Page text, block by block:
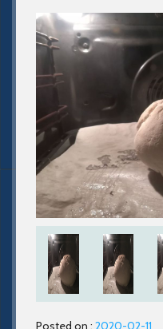
Posted on : 2020-02-11